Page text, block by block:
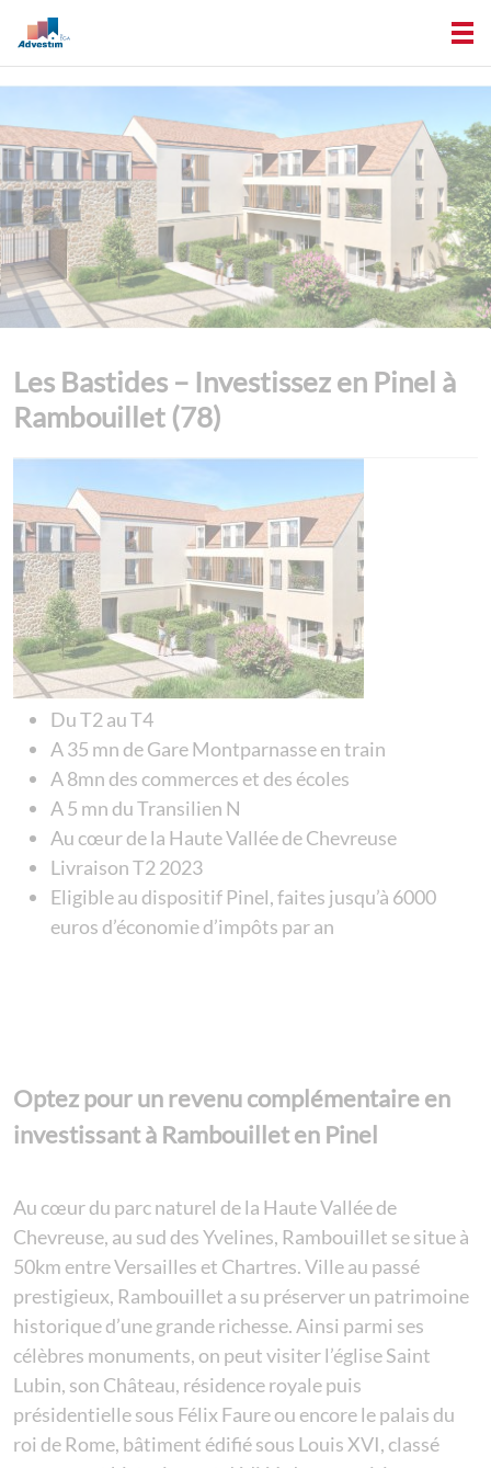
Les Bastides – Investissez en Pinel à
Rambouillet (78)
Du T2 au T4
A 35 mn de Gare Montparnasse en train
A 8mn des commerces et des écoles
A 5 mn du Transilien N
Au cœur de la Haute Vallée de Chevreuse
Livraison T2 2023
Eligible au dispositif Pinel, faites jusqu’à 6000
euros d’économie d’impôts par an
Optez pour un revenu complémentaire en
investissant à Rambouillet en Pinel
Au cœur du parc naturel de la Haute Vallée de
Chevreuse, au sud des Yvelines, Rambouillet se situe à
50km entre Versailles et Chartres. Ville au passé
prestigieux, Rambouillet a su préserver un patrimoine
historique d’une grande richesse. Ainsi parmi ses
célèbres monuments, on peut visiter l’église Saint
Lubin, son Château, résidence royale puis
présidentielle sous Félix Faure ou encore le palais du
roi de Rome, bâtiment édifié sous Louis XVI, classé